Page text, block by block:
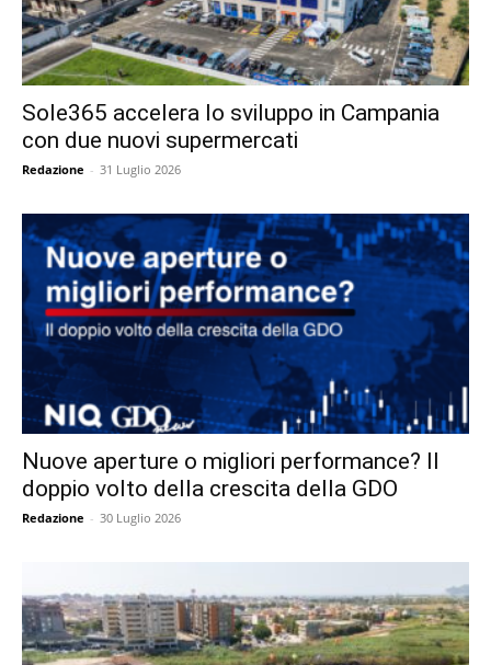
Sole365 accelera lo sviluppo in Campania
con due nuovi supermercati
Redazione - 31 Luglio 2026
Nuove aperture o migliori performance? Il
doppio volto della crescita della GDO
Redazione - 30 Luglio 2026